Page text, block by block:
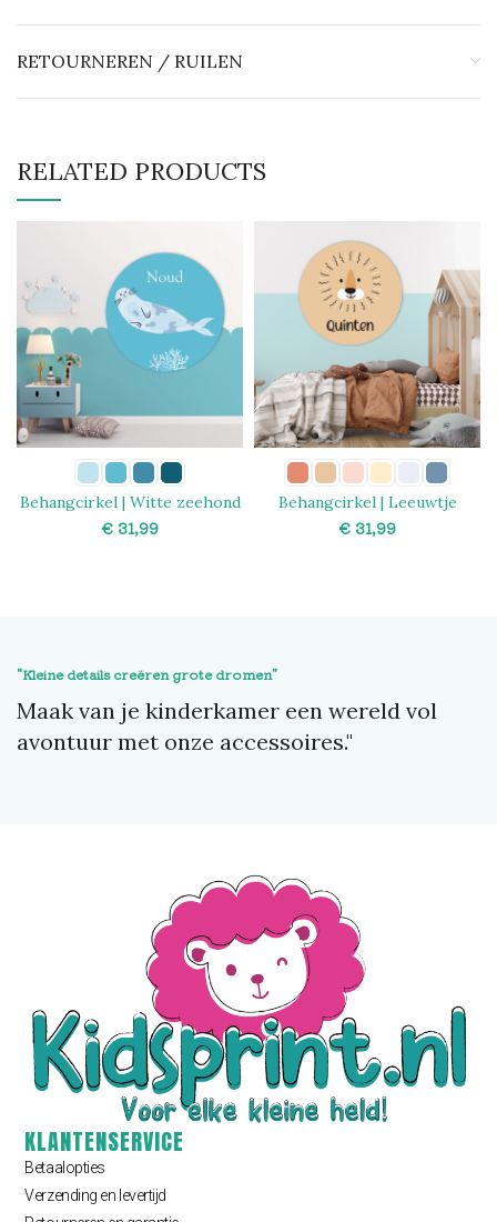
RETOURNEREN / RUILEN
RELATED PRODUCTS
Behangcirkel | Witte zeehond
€
Behangcirkel | Leeuwtje
€
"Kleine details creëren grote dromen"
Maak van je kinderkamer een wereld vol
avontuur met onze accessoires."
KLANTENSERVICE
Betaalopties
Verzending en levertijd